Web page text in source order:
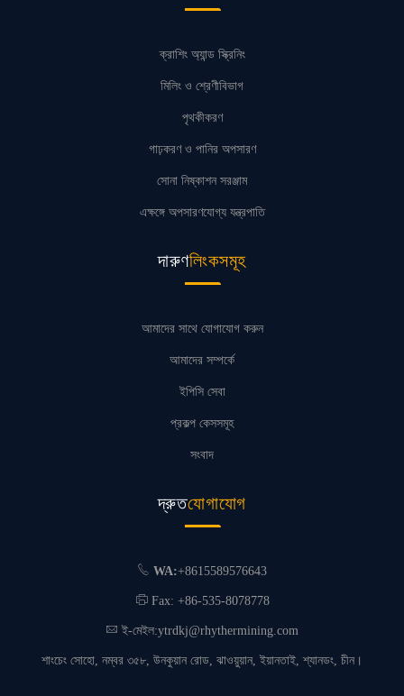
ক্রাশিং অ্যান্ড স্ক্রিনিং
মিলিং ও শ্রেণীবিভাগ
পৃথকীকরণ
গাঢ়করণ ও পানির অপসারণ
সোনা নিষ্কাশন সরঞ্জাম
এক্ষঙ্গে অপসারণযোগ্য যন্ত্রপাতি
দারুণলিংকসমূহ
আমাদের সাথে যোগাযোগ করুন
আমাদের সম্পর্কে
ইপিসি সেবা
প্রকল্প কেসসমূহ
সংবাদ
দ্রুতযোগাযোগ
WA:+8615589576643
Fax: +86-535-8078778
ই-মেইল:ytrdkj@rhythermining.com
শাংচেং সোহো, নম্বর ৩৫৮, উনকুয়ান রোড, ঝাওয়ুয়ান, ইয়ানতাই, শ্যানডং, চীন।